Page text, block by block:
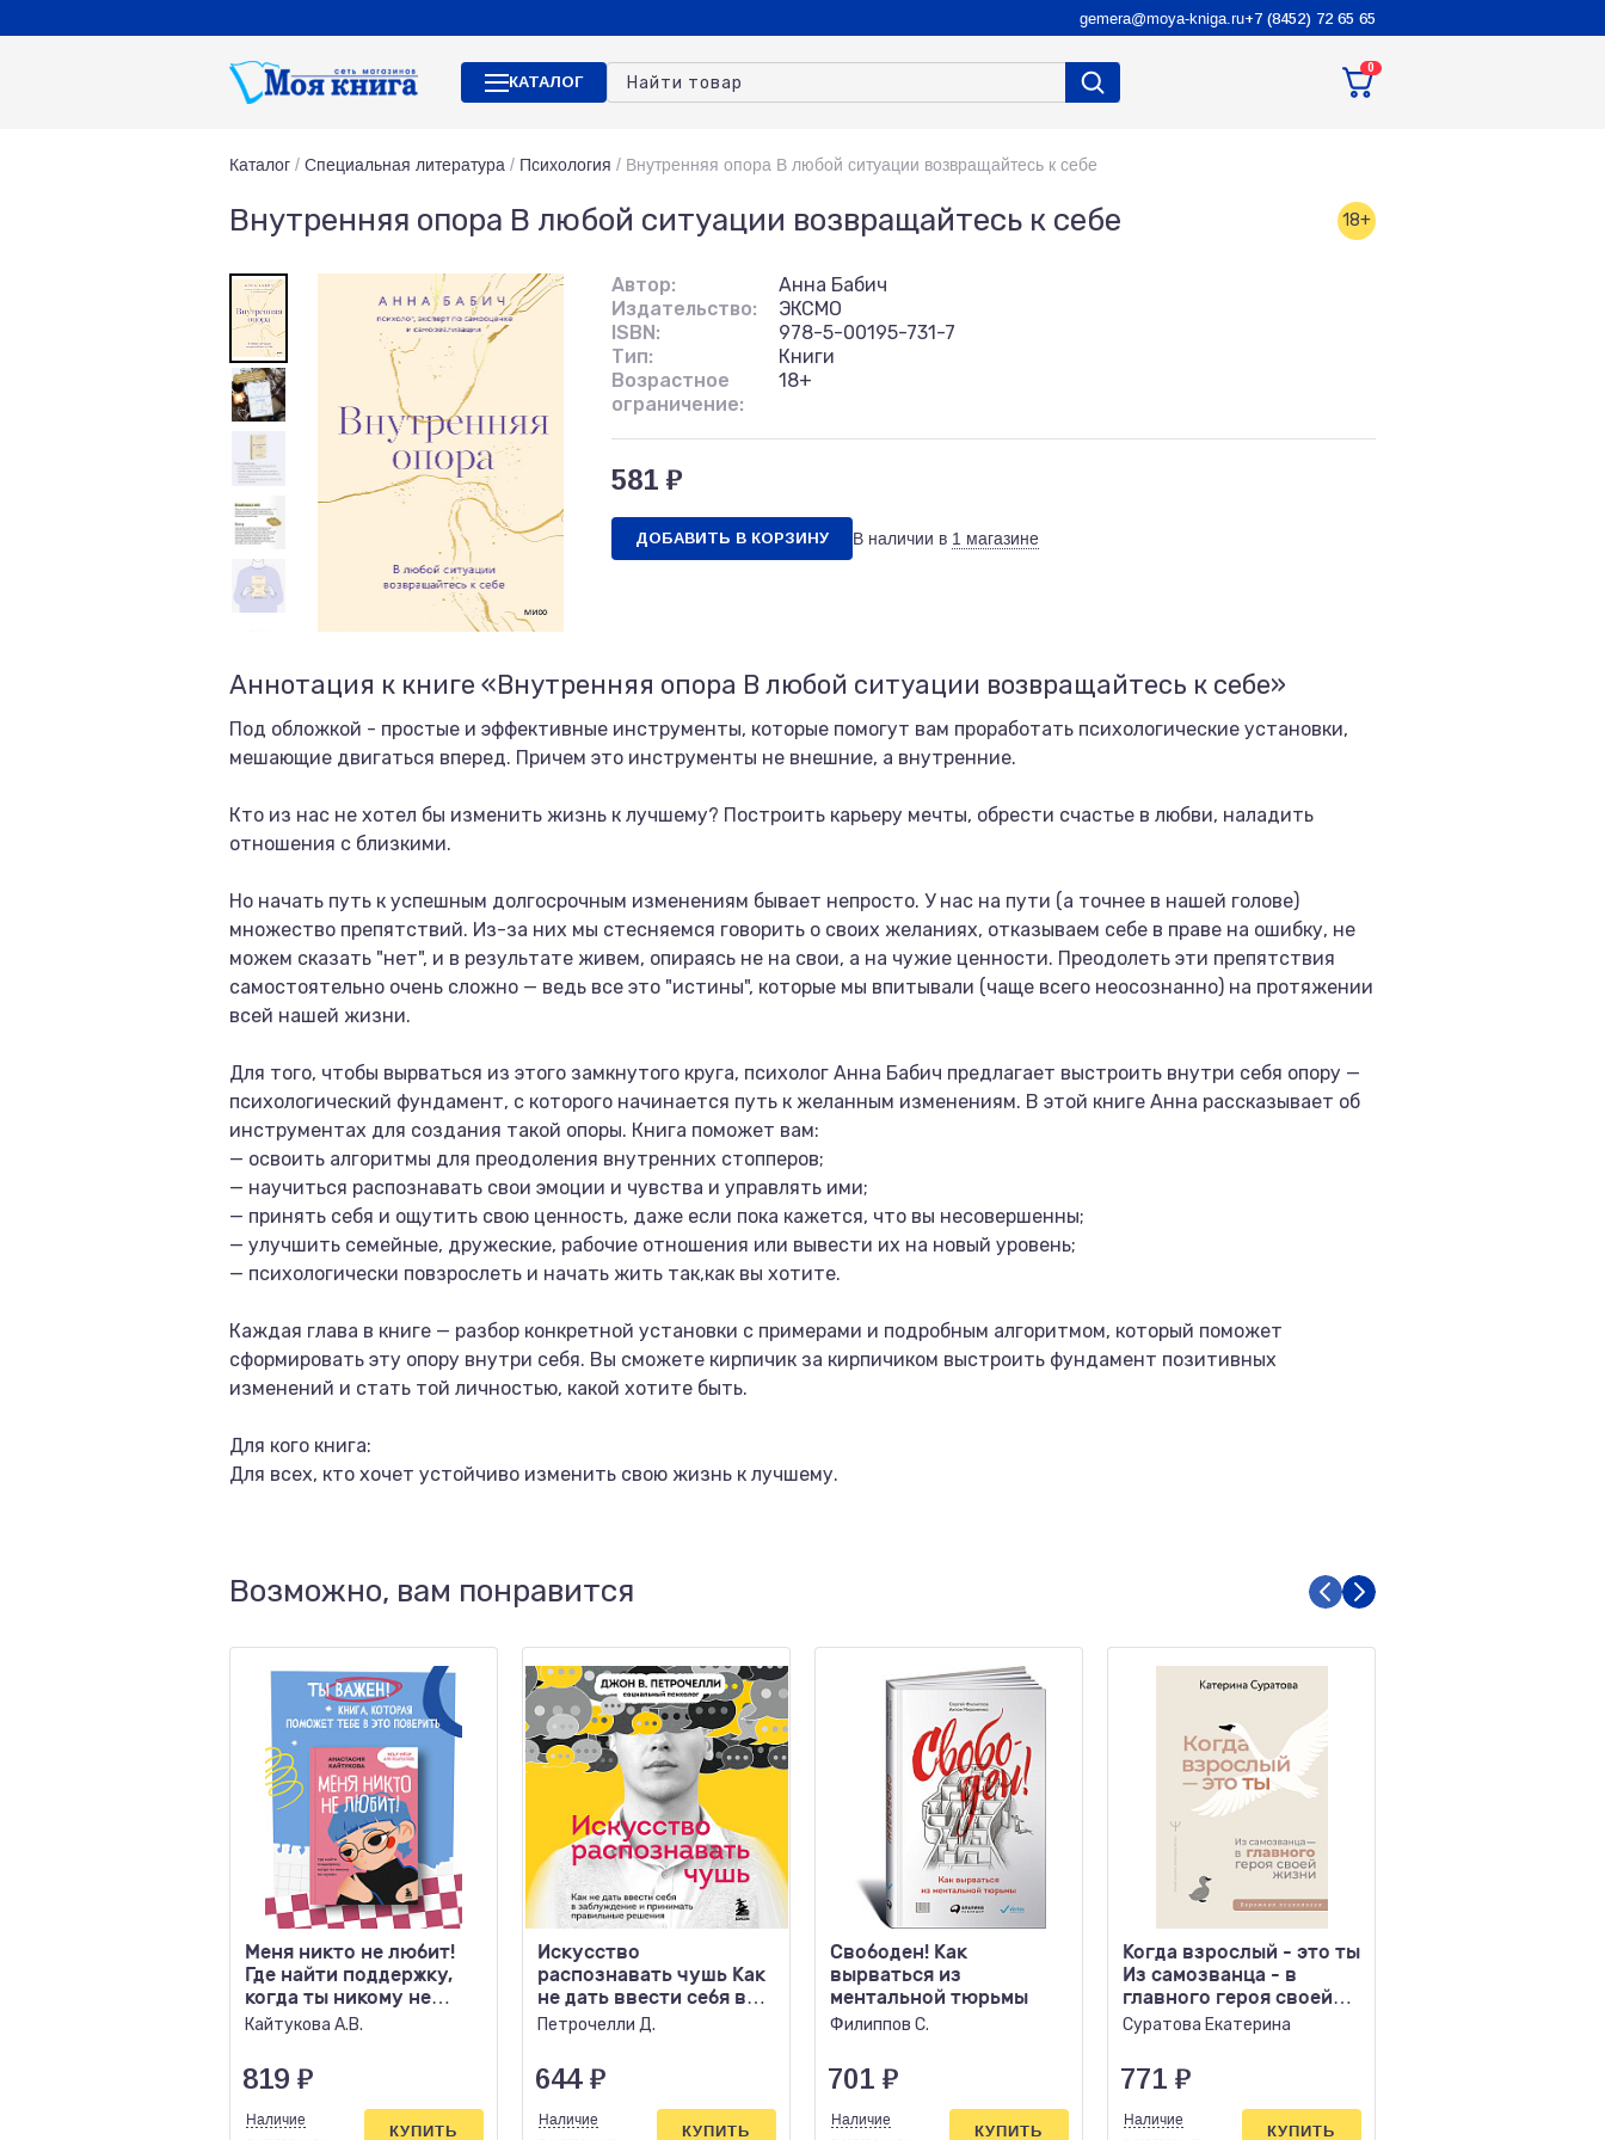
gemera@moya-kniga.ru+7 (8452) 72 65 65
КАТАЛОГ
0
Каталог / Специальная литература / Психология / Внутренняя опора В любой ситуации возвращайтесь к себе
Внутренняя опора В любой ситуации возвращайтесь к себе 18+
Автор:
Анна Бабич
Издательство:
ЭКСМО
ISBN:
978-5-00195-731-7
Тип:
Книги
Возрастное
ограничение:
18+
581 ₽
ДОБАВИТЬ В КОРЗИНУ В наличии в 1 магазине
Аннотация к книге «Внутренняя опора В любой ситуации возвращайтесь к себе»
Под обложкой - простые и эффективные инструменты, которые помогут вам проработать психологические установки,
мешающие двигаться вперед. Причем это инструменты не внешние, а внутренние.
Кто из нас не хотел бы изменить жизнь к лучшему? Построить карьеру мечты, обрести счастье в любви, наладить
отношения с близкими.
Но начать путь к успешным долгосрочным изменениям бывает непросто. У нас на пути (а точнее в нашей голове)
множество препятствий. Из-за них мы стесняемся говорить о своих желаниях, отказываем себе в праве на ошибку, не
можем сказать "нет", и в результате живем, опираясь не на свои, а на чужие ценности. Преодолеть эти препятствия
самостоятельно очень сложно — ведь все это "истины", которые мы впитывали (чаще всего неосознанно) на протяжении
всей нашей жизни.
Для того, чтобы вырваться из этого замкнутого круга, психолог Анна Бабич предлагает выстроить внутри себя опору —
психологический фундамент, с которого начинается путь к желанным изменениям. В этой книге Анна рассказывает об
инструментах для создания такой опоры. Книга поможет вам:
— освоить алгоритмы для преодоления внутренних стопперов;
— научиться распознавать свои эмоции и чувства и управлять ими;
— принять себя и ощутить свою ценность, даже если пока кажется, что вы несовершенны;
— улучшить семейные, дружеские, рабочие отношения или вывести их на новый уровень;
— психологически повзрослеть и начать жить так,как вы хотите.
Каждая глава в книге — разбор конкретной установки с примерами и подробным алгоритмом, который поможет
сформировать эту опору внутри себя. Вы сможете кирпичик за кирпичиком выстроить фундамент позитивных
изменений и стать той личностью, какой хотите быть.
Для кого книга:
Для всех, кто хочет устойчиво изменить свою жизнь к лучшему.
Возможно, вам понравится
Меня никто не любит!
Где найти поддержку,
когда ты никому не
нужен
Кайтукова А.В.
819 ₽
Наличие
КУПИТЬ
Искусство
распознавать чушь Как
не дать ввести себя в
заблуждение и
Петрочелли Д.
644 ₽
Наличие
КУПИТЬ
Свободен! Как
вырваться из
ментальной тюрьмы
Филиппов С.
701 ₽
Наличие
КУПИТЬ
Когда взрослый - это ты
Из самозванца - в
главного героя своей
жизни
Суратова Екатерина
771 ₽
Наличие
КУПИТЬ